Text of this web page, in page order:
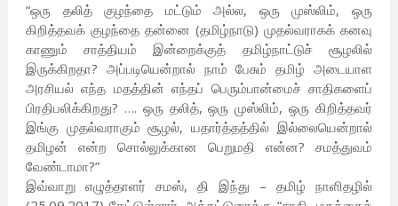
“ஒரு தலித் குழந்தை மட்டும் அல்ல, ஒரு முஸ்லிம், ஒரு
கிறித்தவக் குழந்தை தன்னை (தமிழ்நாடு) முதல்வராகக் கனவு
காணும் சாத்தியம் இன்றைக்குத் தமிழ்நாட்டுச் சூழலில்
இருக்கிறதா? அப்படியென்றால் நாம் பேசும் தமிழ் அடையாள
அரசியல் எந்த மதத்தின் எந்தப் பெரும்பான்மைச் சாதிகளைப்
பிரதிபலிக்கிறது? …. ஒரு தலித், ஒரு முஸ்லிம், ஒரு கிறித்தவர்
இங்கு முதல்வராகும் சூழல், யதார்த்தத்தில் இல்லையென்றால்
தமிழன் என்ற சொல்லுக்கான பெறுமதி என்ன? சமத்துவம்
வேண்டாமா?”
இவ்வாறு எழுத்தாளர் சமஸ், தி இந்து – தமிழ் நாளிதழில்